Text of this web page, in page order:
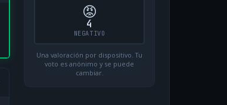
😡
4
NEGATIVO
Una valoración por dispositivo. Tu
voto es anónimo y se puede
cambiar.